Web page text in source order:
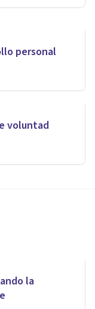
personal
voluntad
la